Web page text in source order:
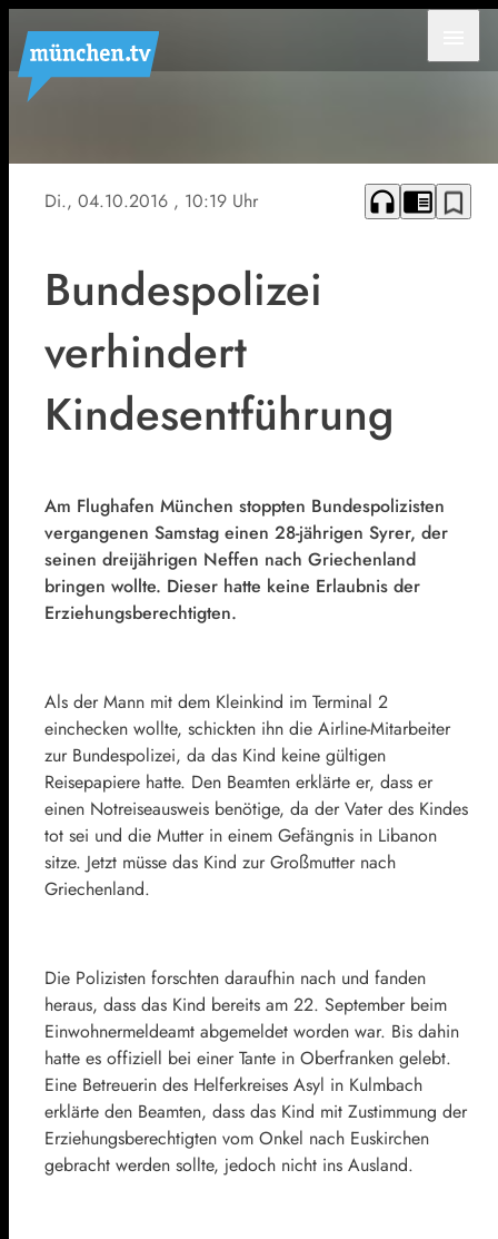
Die
der
Bundespolizei
Di., 04.10.2016 , 10:19 Uhr headphones chrome_reader_mode bookmark_border
Bundespolizei
verhindert
Kindesentführung
Am Flughafen München stoppten Bundespolizisten
vergangenen Samstag einen 28-jährigen Syrer, der
seinen dreijährigen Neffen nach Griechenland
bringen wollte. Dieser hatte keine Erlaubnis der
Erziehungsberechtigten.
Als der Mann mit dem Kleinkind im Terminal 2
einchecken wollte, schickten ihn die Airline-Mitarbeiter
zur Bundespolizei, da das Kind keine gültigen
Reisepapiere hatte. Den Beamten erklärte er, dass er
einen Notreiseausweis benötige, da der Vater des Kindes
tot sei und die Mutter in einem Gefängnis in Libanon
sitze. Jetzt müsse das Kind zur Großmutter nach
Griechenland.
Die Polizisten forschten daraufhin nach und fanden
heraus, dass das Kind bereits am 22. September beim
Einwohnermeldeamt abgemeldet worden war. Bis dahin
hatte es offiziell bei einer Tante in Oberfranken gelebt.
Eine Betreuerin des Helferkreises Asyl in Kulmbach
erklärte den Beamten, dass das Kind mit Zustimmung der
Erziehungsberechtigten vom Onkel nach Euskirchen
gebracht werden sollte, jedoch nicht ins Ausland.